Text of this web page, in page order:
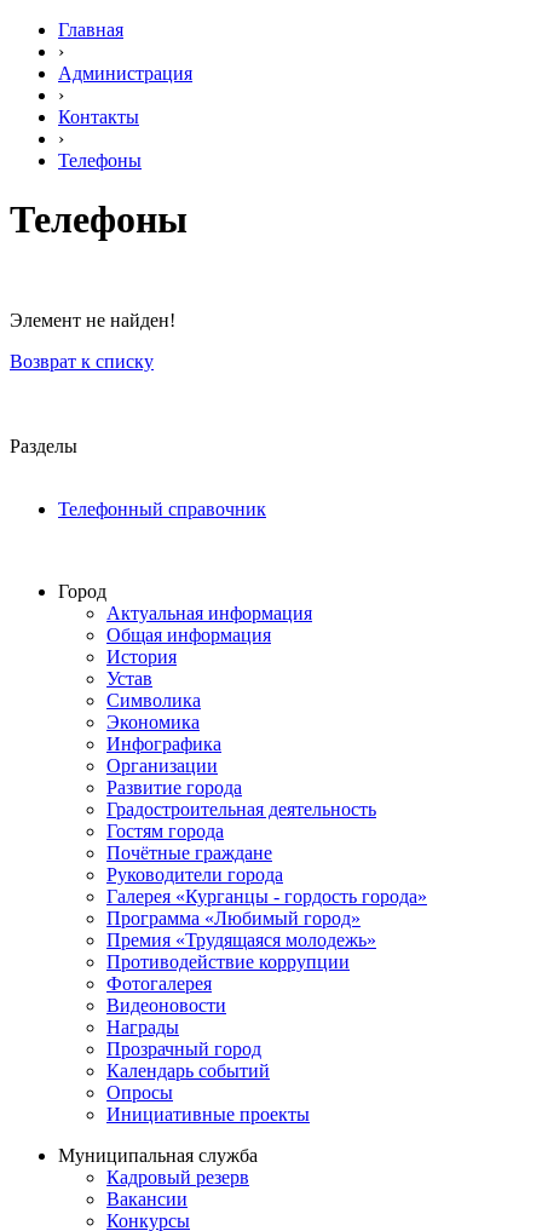
Главная
›
Администрация
›
Контакты
›
Телефоны
Телефоны
Элемент не найден!
Возврат к списку
Разделы
Телефонный справочник
Город
Актуальная информация
Общая информация
История
Устав
Символика
Экономика
Инфографика
Организации
Развитие города
Градостроительная деятельность
Гостям города
Почётные граждане
Руководители города
Галерея «Курганцы - гордость города»
Программа «Любимый город»
Премия «Трудящаяся молодежь»
Противодействие коррупции
Фотогалерея
Видеоновости
Награды
Прозрачный город
Календарь событий
Опросы
Инициативные проекты
Муниципальная служба
Кадровый резерв
Вакансии
Конкурсы